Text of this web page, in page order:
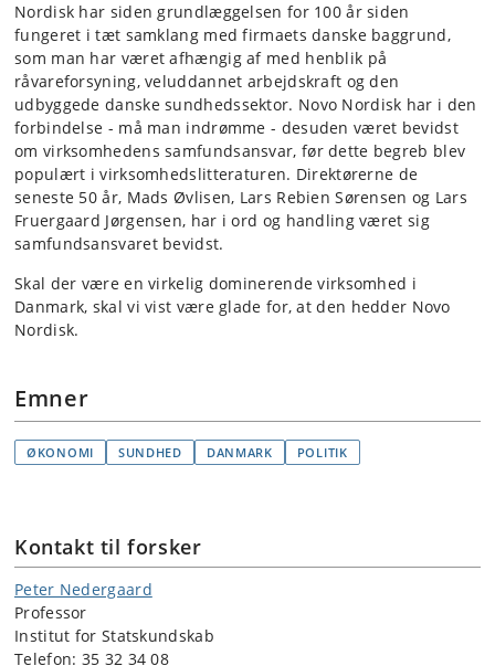
Nordisk har siden grundlæggelsen for 100 år siden
fungeret i tæt samklang med firmaets danske baggrund,
som man har været afhængig af med henblik på
råvareforsyning, veluddannet arbejdskraft og den
udbyggede danske sundhedssektor. Novo Nordisk har i den
forbindelse - må man indrømme - desuden været bevidst
om virksomhedens samfundsansvar, før dette begreb blev
populært i virksomhedslitteraturen. Direktørerne de
seneste 50 år, Mads Øvlisen, Lars Rebien Sørensen og Lars
Fruergaard Jørgensen, har i ord og handling været sig
samfundsansvaret bevidst.
Skal der være en virkelig dominerende virksomhed i
Danmark, skal vi vist være glade for, at den hedder Novo
Nordisk.
Emner
ØKONOMI SUNDHED DANMARK POLITIK
Kontakt til forsker
Peter Nedergaard
Professor
Institut for Statskundskab
Telefon: 35 32 34 08